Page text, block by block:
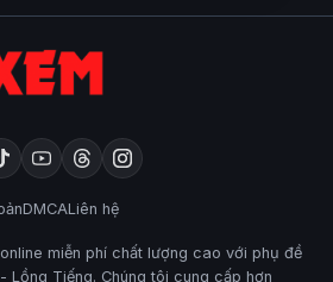
DMCALiên hệ
miễn phí chất lượng cao với phụ đề
Lồng Tiếng. Chúng tôi cung cấp hơn